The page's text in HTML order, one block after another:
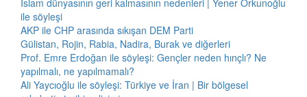
İslam dünyasının geri kalmasının nedenleri | Yener Orkunoğlu
ile söyleşi
AKP ile CHP arasında sıkışan DEM Parti
Gülistan, Rojin, Rabia, Nadira, Burak ve diğerleri
Prof. Emre Erdoğan ile söyleşi: Gençler neden hınçlı? Ne
yapılmalı, ne yapılmamalı?
Ali Yaycıoğlu ile söyleşi: Türkiye ve İran | Bir bölgesel